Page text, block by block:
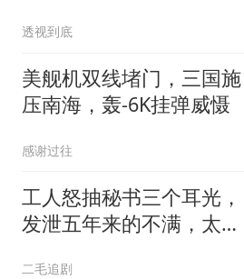
透视到底
美舰机双线堵门，三国施
压南海，轰-6K挂弹威慑
感谢过往
工人怒抽秘书三个耳光，
发泄五年来的不满，太解
二毛追剧